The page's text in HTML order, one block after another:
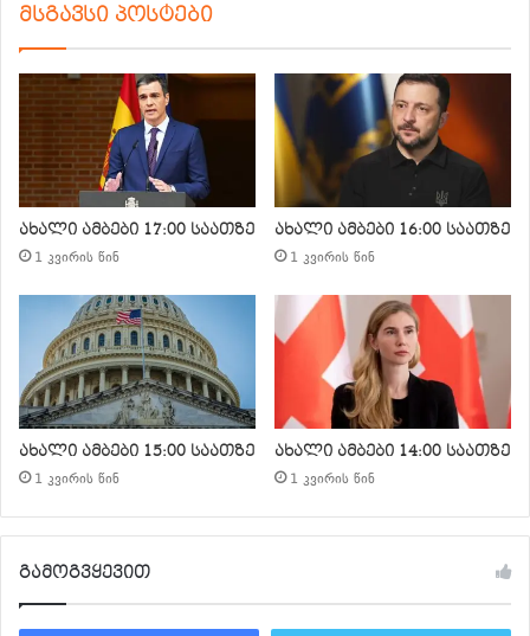
მსგავსი პოსტები
ახალი ამბები 17:00 საათზე
1 კვირის წინ
ახალი ამბები 16:00 საათზე
1 კვირის წინ
ახალი ამბები 15:00 საათზე
1 კვირის წინ
ახალი ამბები 14:00 საათზე
1 კვირის წინ
გამოგვყევით